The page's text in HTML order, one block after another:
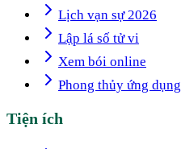
Lịch vạn sự 2026
Lập lá số tử vi
Xem bói online
Phong thủy ứng dụng
Tiện ích